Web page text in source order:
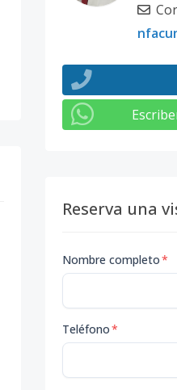
Reserva una
Nombre completo*
Teléfono*